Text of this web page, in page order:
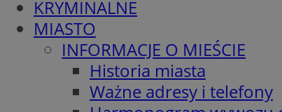
KRYMINALNE
MIASTO
INFORMACJE O MIEŚCIE
Historia miasta
Ważne adresy i telefony